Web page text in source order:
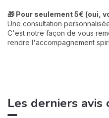
🎁 Pour seulement 5€ (oui,
Une consultation
C'est notre façon de vous
rendre l'accompagnement
Les derniers avis